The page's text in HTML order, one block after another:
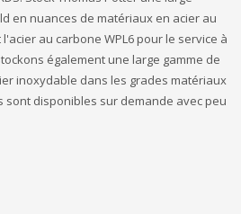
en nuances de matériaux en acier au
l'acier au carbone WPL6 pour le service à
également une large gamme de
inoxydable dans les grades matériaux
sont disponibles sur demande avec peu